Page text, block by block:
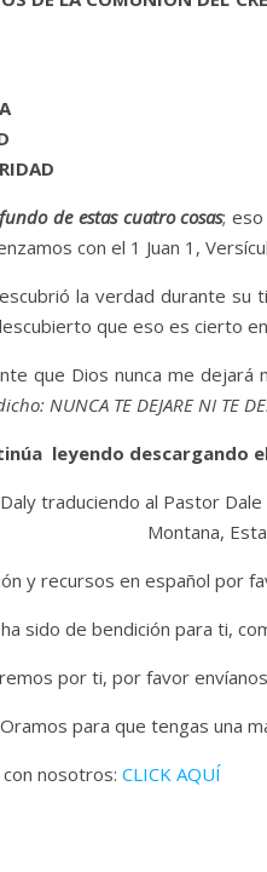
de estas cuatro cosas;
con el 1 Juan 1,
la verdad durante su
que eso es cierto
que Dios nunca me dejará
NUNCA TE DEJARE NI TE
leyendo descargando
traduciendo al Pastor
Montana,
y recursos en español por
sido de bendición para ti,
por ti, por favor
Oramos para que tengas una
nosotros: CLICK AQUÍ